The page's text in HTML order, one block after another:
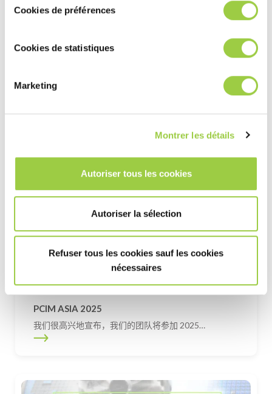
Cookies de préférences
Cookies de statistiques
Marketing
Montrer les détails
Autoriser tous les cookies
Autoriser la sélection
Refuser tous les cookies sauf les cookies
nécessaires
Data Centre World Asia 2025
活动
PCIM ASIA 2025
我们很高兴地宣布，我们的团队将参加 2025…